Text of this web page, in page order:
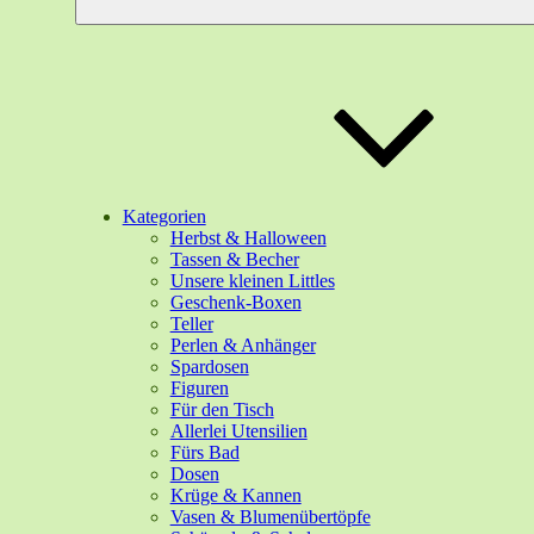
Kategorien
Herbst & Halloween
Tassen & Becher
Unsere kleinen Littles
Geschenk-Boxen
Teller
Perlen & Anhänger
Spardosen
Figuren
Für den Tisch
Allerlei Utensilien
Fürs Bad
Dosen
Krüge & Kannen
Vasen & Blumenübertöpfe